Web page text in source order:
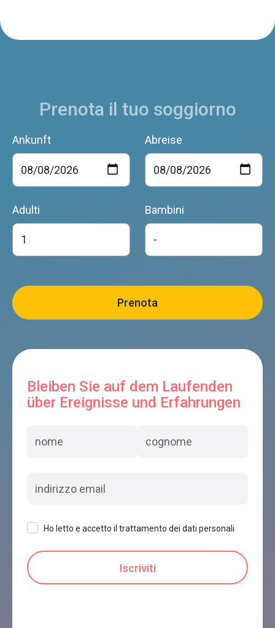
Prenota il tuo soggiorno
Ankunft Abreise
Adulti Bambini
Bleiben Sie auf dem Laufenden
über Ereignisse und Erfahrungen
Ho letto e accetto il trattamento dei dati personali